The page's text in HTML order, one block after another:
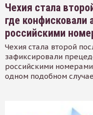
Чехия стала
где конфисковали
российскими
Чехия стала второй
зафиксировали
российскими
одном подобном